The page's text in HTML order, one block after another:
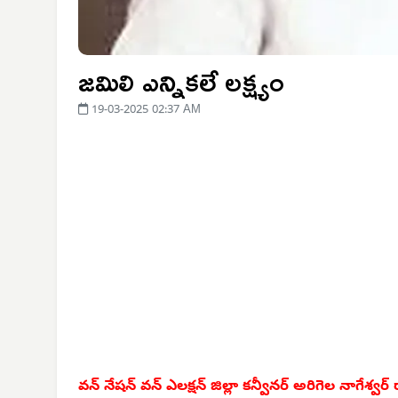
జమిలి ఎన్నికలే లక్ష్యం
19-03-2025 02:37 AM
వన్ నేషన్ వన్ ఎలక్షన్ జిల్లా కన్వీనర్ అరిగెల నాగేశ్వర్